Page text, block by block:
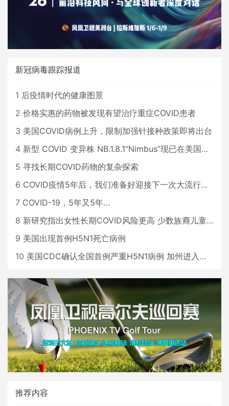
新冠病毒跟踪报道
1 后疫情时代的健康图景
2 价格实惠的药物被发现有望治疗重症COVID患者
3 美国COVID病例上升，限制加强针接种政策即将出台
4 新型 COVID 变异株 NB.1.8.1“Nimbus”现已在美国占据主导地位
5 寻找长期COVID药物的复杂探索
6 COVID疫情5年后，我们准备好迎接下一次大流行了吗？
7 COVID-19，5年又5年…
8 新研究指出女性长期COVID风险更高 少数族裔儿童存在差异
9 美国出现首例H5N1死亡病例
10 美国CDC确认全国首例严重H5N1病例 加州进入紧急状态
推荐内容